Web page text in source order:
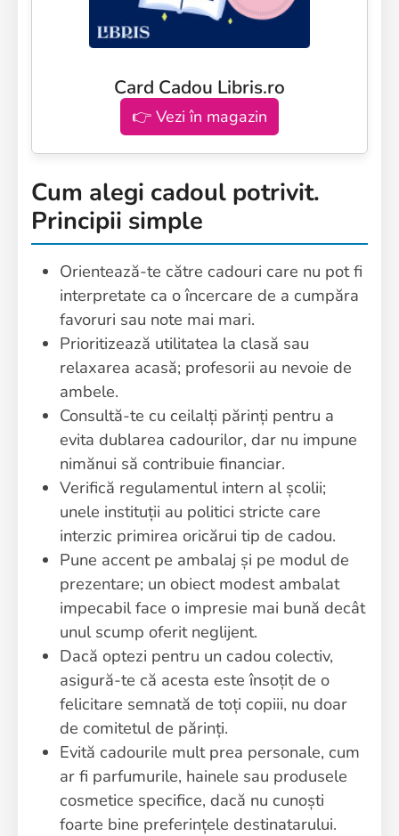
Card Cadou Libris.ro
👉 Vezi în magazin
Cum alegi cadoul potrivit.
Principii simple
Orientează-te către cadouri care nu pot fi
interpretate ca o încercare de a cumpăra
favoruri sau note mai mari.
Prioritizează utilitatea la clasă sau
relaxarea acasă; profesorii au nevoie de
ambele.
Consultă-te cu ceilalți părinți pentru a
evita dublarea cadourilor, dar nu impune
nimănui să contribuie financiar.
Verifică regulamentul intern al școlii;
unele instituții au politici stricte care
interzic primirea oricărui tip de cadou.
Pune accent pe ambalaj și pe modul de
prezentare; un obiect modest ambalat
impecabil face o impresie mai bună decât
unul scump oferit neglijent.
Dacă optezi pentru un cadou colectiv,
asigură-te că acesta este însoțit de o
felicitare semnată de toți copiii, nu doar
de comitetul de părinți.
Evită cadourile mult prea personale, cum
ar fi parfumurile, hainele sau produsele
cosmetice specifice, dacă nu cunoști
foarte bine preferințele destinatarului.